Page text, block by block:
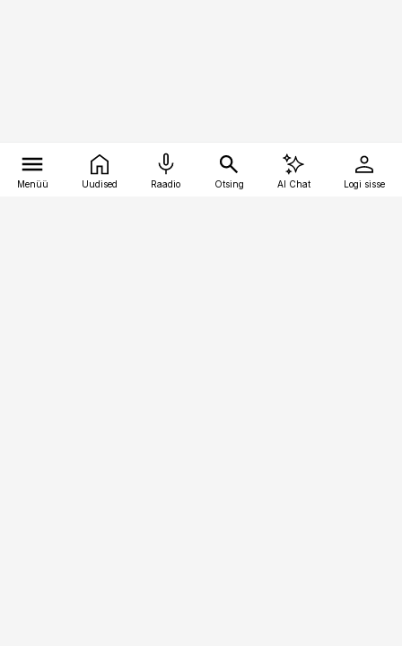
Menüü Uudised Raadio Otsing AI Chat Logi sisse